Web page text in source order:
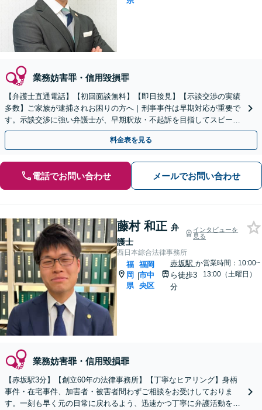
業務妨害罪・信用毀損罪
【弁護士直通電話】【初回面談無料】【即日接見】【示談交渉の実績
多数】ご家族が逮捕されお困りの方へ｜刑事事件は早期対応が重要で
す。示談交渉に強い弁護士が、早期釈放・不起訴を目指してスピーデ
ィーに対応します【休日・夜間相談対応】
料金表を見る
電話でお問い合わせ メールでお問い合わせ
藤村 和正 弁
護士
インタビューを
見る
西日本綜合法律事務所
福
岡
県
|
福岡
市中
央区
赤坂駅 か
ら徒歩3
分
営業時間：10:00~
13:00（土曜日）
業務妨害罪・信用毀損罪
【赤坂駅3分】【創立60年の法律事務所】【丁寧なヒアリング】身柄
事件・在宅事件、加害者・被害者問わずご相談をお受けしておりま
す。一刻も早く元の日常に戻れるよう、迅速かつ丁寧に弁護活動を進